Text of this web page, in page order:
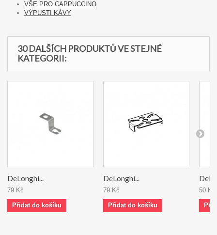
VŠE PRO CAPPUCCINO
VÝPUSTI KÁVY
30 DALŠÍCH PRODUKTŮ VE STEJNÉ
KATEGORII:
DeLonghi...
79 Kč
Přidat do košíku
DeLonghi...
79 Kč
Přidat do košíku
50 Kč